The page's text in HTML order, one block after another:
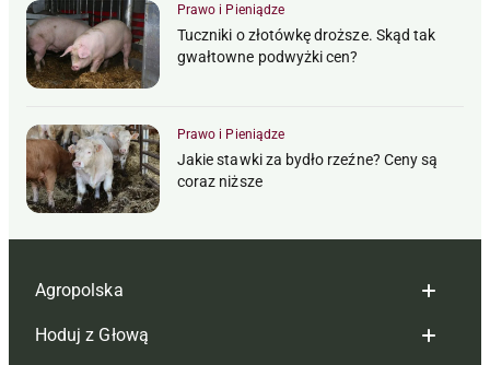
Prawo i Pieniądze
Tuczniki o złotówkę droższe. Skąd tak
gwałtowne podwyżki cen?
Prawo i Pieniądze
Jakie stawki za bydło rzeźne? Ceny są
coraz niższe
Agropolska
Redakcja
Hoduj z Głową